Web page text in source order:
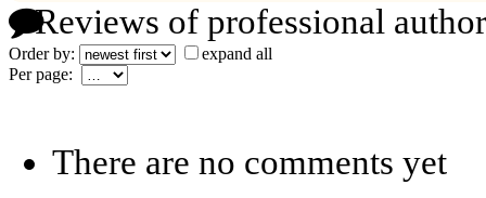
Reviews of professional
Order by:
expand all
Per page:
There are no comments yet